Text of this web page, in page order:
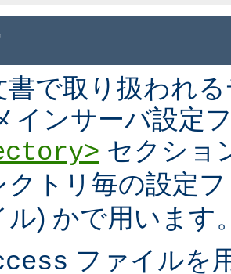
書で取り扱われ
インサーバ設定
セクショ
クトリ毎の設定
ル) かで用います
ファイルを